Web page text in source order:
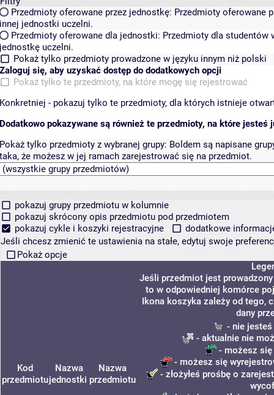
Przedmioty oferowane przez jednostkę: Przedmioty oferowane
innej jednostki uczelni.
Przedmioty oferowane dla jednostki: Przedmioty dla studentów
jednostkę uczelni.
Pokaż tylko przedmioty prowadzone w języku innym niż polski
Zaloguj się, aby uzyskać dostęp do dodatkowych opcji
Pokaż tylko te przedmioty, na które mogę się rejestrować
Konkretniej - pokazuj tylko te przedmioty, dla których istnieje
Dodatkowo pokazywane są również te przedmioty, na które jesteś
Pokaż tylko przedmioty z wybranej grupy: Boldem są napisane
taka, że możesz w jej ramach zarejestrować się na przedmiot.
pokazuj grupy przedmiotu w kolumnie
pokazuj skrócony opis przedmiotu pod przedmiotem
pokazuj cykle i koszyki rejestracyjne
dodatkowe
Jeśli chcesz zmienić te ustawienia na stałe, edytuj swoje
Pokaż opcje
Kod
przedmiotu
Nazwa
jednostki
Nazwa
przedmiotu
Jeśli przedmiot jest
to w odpowiedniej komórce
Ikona koszyka zależy od tego,
dany
- nie
- aktualnie nie
- możesz się
- możesz się
- złożyłeś prośbę o